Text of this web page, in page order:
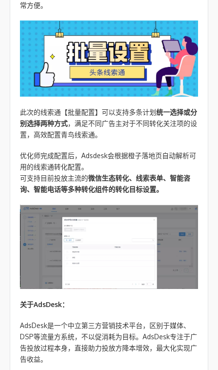
常方便。
此次的线索通【批量配置】可以支持多条计划统一选择或分
别选择两种方式，满足不同广告主对于不同转化关注项的设
置，高效配置青鸟线索通。
优化师完成配置后，Adsdesk会根据橙子落地页自动解析可
用的线索通转化配置。
可支持目前投放主流的微信生态转化、线索表单、智能咨
询、智能电话等多种转化组件的转化目标设置。
关于AdsDesk：
AdsDesk是一个中立第三方营销技术平台，区别于媒体、
DSP等流量方系统，不以促消耗为目标。AdsDesk专注于广
告投放过程本身，直接助力投放方降本增效，最大化实现广
告收益。